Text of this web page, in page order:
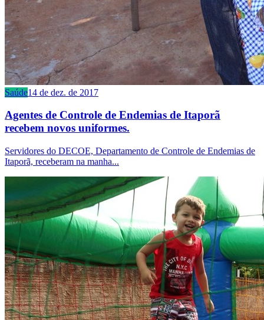
Saúde14 de dez. de 2017
Agentes de Controle de Endemias de Itaporã
recebem novos uniformes.
Servidores do DECOE, Departamento de Controle de Endemias de
Itaporã, receberam na manha...